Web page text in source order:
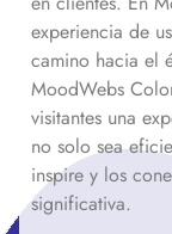
experiencia de
camino hacia el
MoodWebs
visitantes una
no solo sea
inspire y los
significativa.